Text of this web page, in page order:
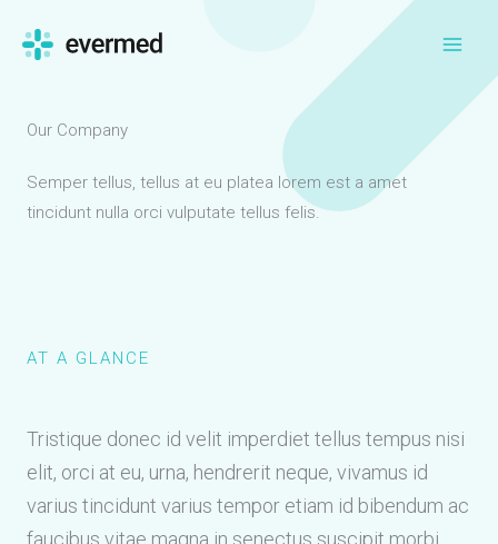
Our Company
Semper tellus, tellus at eu platea lorem est a amet
tincidunt nulla orci vulputate tellus felis.
AT A GLANCE
Tristique donec id velit imperdiet tellus tempus nisi
elit, orci at eu, urna, hendrerit neque, vivamus id
varius tincidunt varius tempor etiam id bibendum ac
faucibus vitae magna in senectus suscipit morbi.